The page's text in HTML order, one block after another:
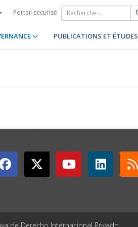
Portail sécurisé
PUBLICATIONS ET ÉTUDES